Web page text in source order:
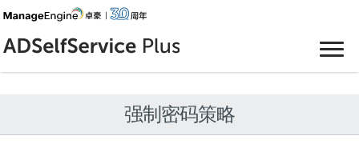
强制密码策略